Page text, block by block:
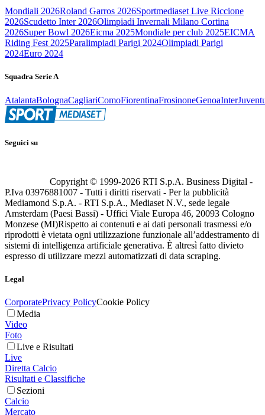
Mondiali 2026Roland Garros 2026Sportmediaset Live Riccione
2026Scudetto Inter 2026Olimpiadi Invernali Milano Cortina
2026Super Bowl 2026Eicma 2025Mondiale per club 2025EICMA
Riding Fest 2025Paralimpiadi Parigi 2024Olimpiadi Parigi
2024Euro 2024
Squadra Serie A
AtalantaBolognaCagliariComoFiorentinaFrosinoneGenoaInter
Seguici su
Copyright © 1999-2026 RTI S.p.A. Business Digital -
P.Iva 03976881007 - Tutti i diritti riservati - Per la pubblicità
Mediamond S.p.A. - RTI S.p.A., Mediaset N.V., sede legale
Amsterdam (Paesi Bassi) - Uffici Viale Europa 46, 20093 Cologno
Monzese (MI)Rispetto ai contenuti e ai dati personali trasmessi e/o
riprodotti è vietata ogni utilizzazione funzionale all’addestramento di
sistemi di intelligenza artificiale generativa. È altresì fatto divieto
espresso di utilizzare mezzi automatizzati di data scraping.
Legal
CorporatePrivacy PolicyCookie Policy
Media
Video
Foto
Live e Risultati
Live
Diretta Calcio
Risultati e Classifiche
Sezioni
Calcio
Mercato